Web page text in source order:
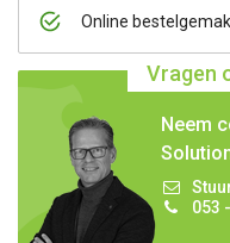
Online bestelgemak
Vragen
Neem
053